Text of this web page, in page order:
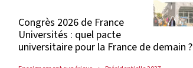
Congrès 2026 de France
Universités : quel pacte
universitaire pour la France de demain ?